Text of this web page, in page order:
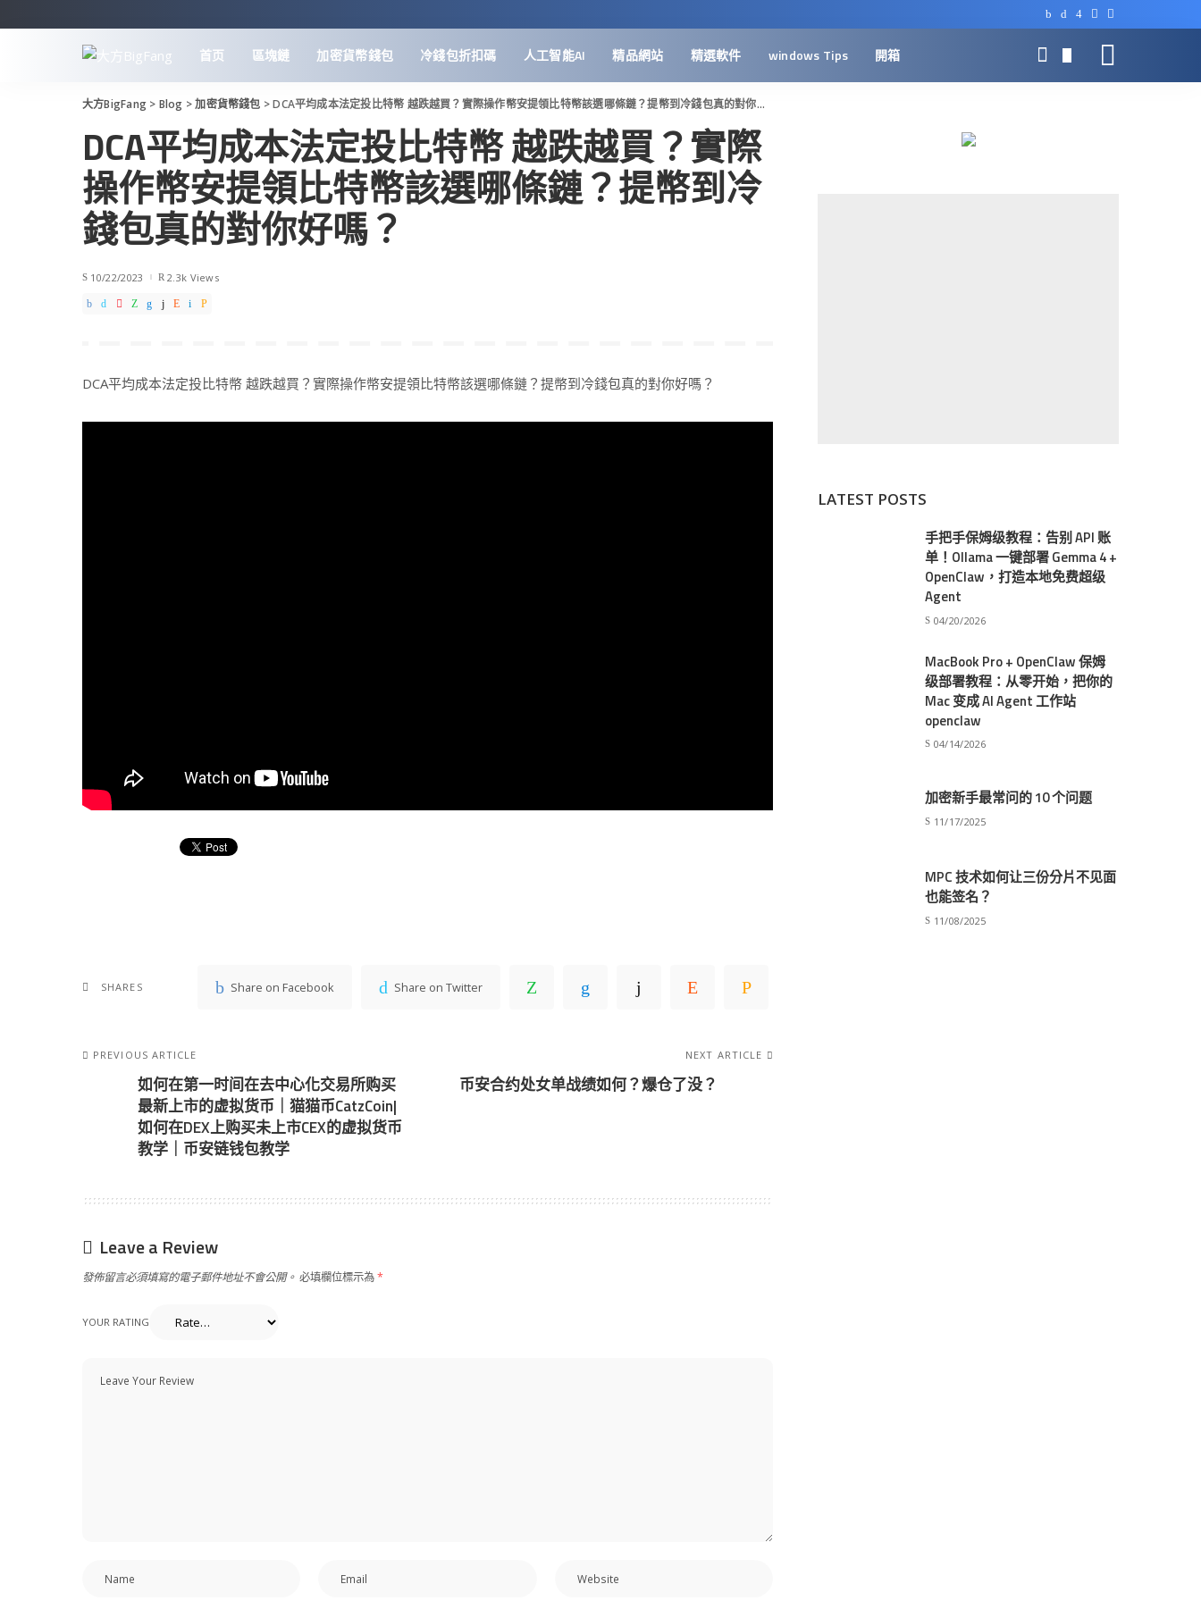
首页 區塊鏈 加密貨幣錢包 冷錢包折扣碼 人工智能AI 精品網站 精選軟件 windows Tips 開箱
大方BigFang > Blog >加密貨幣錢包 >DCA平均成本法定投比特幣 越跌越買？實際操作幣安提領比特幣該選哪條鏈？提幣到冷錢包真的對你好嗎？
DCA平均成本法定投比特幣 越跌越買？實際
操作幣安提領比特幣該選哪條鏈？提幣到冷
錢包真的對你好嗎？
10/22/2023 2.3k Views
DCA平均成本法定投比特幣 越跌越買？實際操作幣安提領比特幣該選哪條鏈？提幣到冷錢包真的對你好嗎？
SHARES Share on Facebook Share on Twitter
PREVIOUS ARTICLE
如何在第一时间在去中心化交易所购买
最新上市的虚拟货币｜猫猫币CatzCoin|
如何在DEX上购买未上市CEX的虚拟货币
教学｜币安链钱包教学
NEXT ARTICLE
币安合约处女单战绩如何？爆仓了没？
Leave a Review
發佈留言必須填寫的電子郵件地址不會公開。 必填欄位標示為*
YOUR RATING
LATEST POSTS
手把手保姆级教程：告别 API 账
单！Ollama 一键部署 Gemma 4 +
OpenClaw，打造本地免费超级
Agent
04/20/2026
MacBook Pro + OpenClaw 保姆
级部署教程：从零开始，把你的
Mac 变成 AI Agent 工作站
openclaw
04/14/2026
加密新手最常问的 10 个问题
11/17/2025
MPC 技术如何让三份分片不见面
也能签名？
11/08/2025